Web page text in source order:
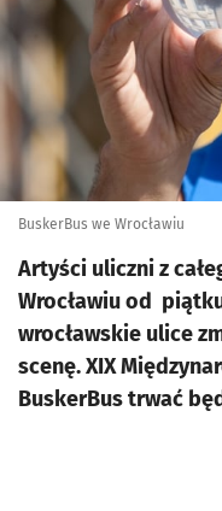
BuskerBus we Wrocławiu
Artyści uliczni z
Wrocławiu od
wrocławskie ulice
scenę. XIX
BuskerBus trwać